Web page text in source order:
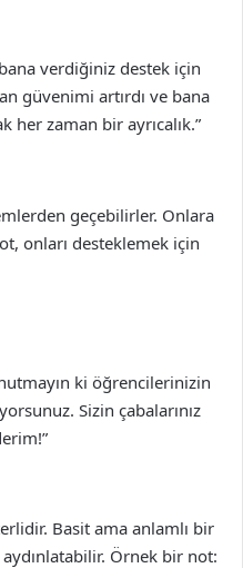
verdiğiniz destek için
güvenimi artırdı ve bana
her zaman bir ayrıcalık.”
geçebilirler. Onlara
onları desteklemek için
ki öğrencilerinizin
Sizin çabalarınız
Basit ama anlamlı bir
Örnek bir not: